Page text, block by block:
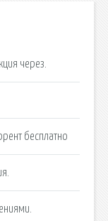
через.
бесплатно